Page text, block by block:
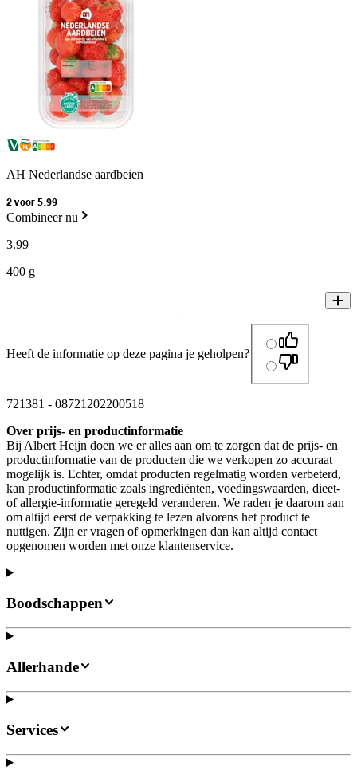
AH Nederlandse aardbeien
2 voor 5.99
Combineer nu
3.99
400 g
Heeft de informatie op deze pagina je geholpen?
721381 - 08721202200518
Over prijs- en productinformatie
Bij Albert Heijn doen we er alles aan om te zorgen dat de prijs- en
productinformatie van de producten die we verkopen zo accuraat
mogelijk is. Echter, omdat producten regelmatig worden verbeterd,
kan productinformatie zoals ingrediënten, voedingswaarden, dieet-
of allergie-informatie geregeld veranderen. We raden je daarom aan
om altijd eerst de verpakking te lezen alvorens het product te
nuttigen. Zijn er vragen of opmerkingen dan kan altijd contact
opgenomen worden met onze klantenservice.
Boodschappen
Allerhande
Services